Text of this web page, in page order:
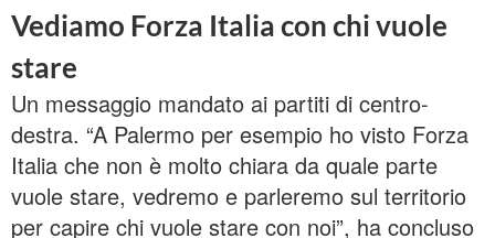
Vediamo Forza Italia con chi vuole
stare
Un messaggio mandato ai partiti di centro-
destra. “A Palermo per esempio ho visto Forza
Italia che non è molto chiara da quale parte
vuole stare, vedremo e parleremo sul territorio
per capire chi vuole stare con noi”, ha concluso